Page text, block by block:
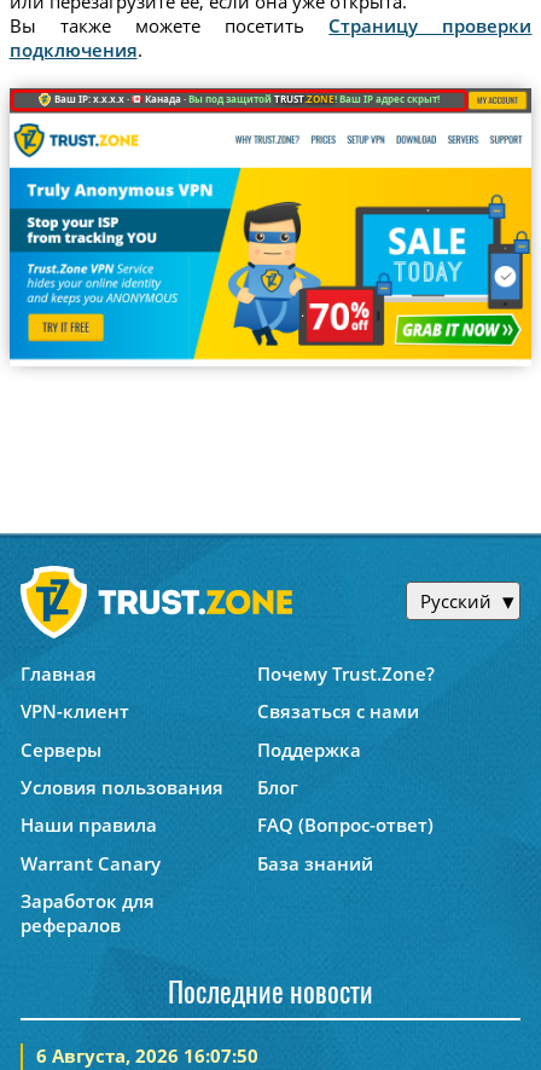
Вы также можете посетить Страницу проверки
подключения.
Ваш IP: x.x.x.x · Канада ·Вы под защитойTRUST.ZONE! Ваш IP адрес скрыт!
Русский
Главная
Почему Trust.Zone?
VPN-клиент
Связаться с нами
Серверы
Поддержка
Условия пользования
Блог
Наши правила
FAQ (Вопрос-ответ)
Warrant Canary
База знаний
Заработок для
рефералов
Последние новости
6 Августа, 2026 16:07:50